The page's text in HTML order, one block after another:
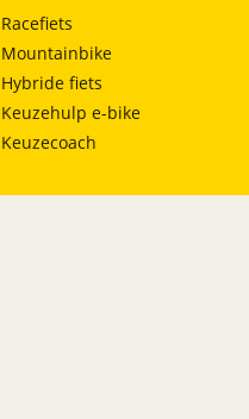
Racefiets
Mountainbike
Hybride fiets
Keuzehulp e-bike
Keuzecoach